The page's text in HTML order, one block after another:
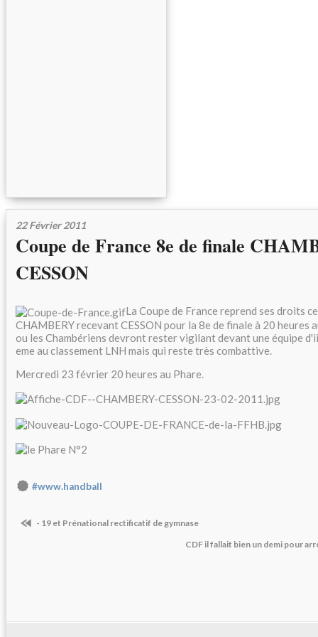
22 Février 2011
Coupe de France 8e de finale
CESSON
La Coupe de France reprend ses droits
CHAMBERY recevant CESSON pour la 8e de finale à 20 heures
ou les Chambériens devront rester vigilant devant une équipe
eme au classement LNH mais qui reste très combattive.
Mercredi 23 février 20 heures au Phare.
#www.handball
- 19 et Prénational rectificatif de gymnase
CDF il fallait bien un demi pour